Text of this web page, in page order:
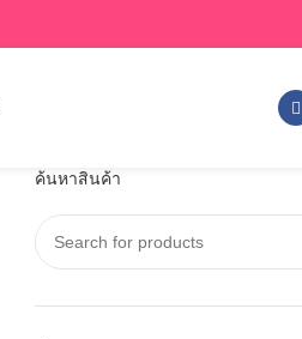
ค้นหาสินค้า